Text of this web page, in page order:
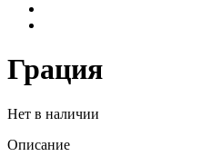
Грация
Нет в наличии
Описание